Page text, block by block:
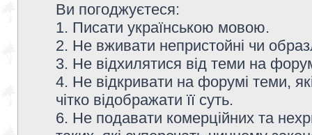
Ви погоджуєтеся:
1. Писати українською мовою.
2. Не вживати непристойні чи
3. Не відхилятися від теми на
4. Не відкривати на форумі теми,
чітко відображати її суть.
6. Не подавати комерційних та